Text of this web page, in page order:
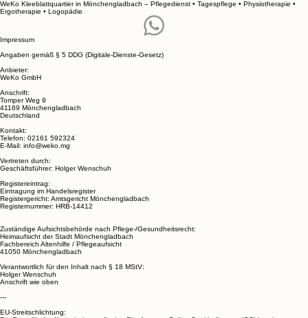
WeKo Kleeblattquartier in Mönchengladbach – Pflegedienst • Tagespflege • Physiotherapie •
Ergotherapie • Logopädie
Impressum
Angaben gemäß § 5 DDG (Digitale-Dienste-Gesetz)
Anbieter:
WeKo GmbH
Anschrift:
Tomper Weg 9
41169 Mönchengladbach
Deutschland
Kontakt:
Telefon: 02161 592324
E-Mail: info@weko.mg
Vertreten durch:
Geschäftsführer: Holger Wenschuh
Registereintrag:
Eintragung im Handelsregister
Registergericht: Amtsgericht Mönchengladbach
Registernummer: HRB-14412
Zuständige Aufsichtsbehörde nach Pflege-/Gesundheitsrecht:
Heimaufsicht der Stadt Mönchengladbach
Fachbereich Altenhilfe / Pflegeaufsicht
41050 Mönchengladbach
Verantwortlich für den Inhalt nach § 18 MStV:
Holger Wenschuh
Anschrift wie oben
---
EU-Streitschlichtung: